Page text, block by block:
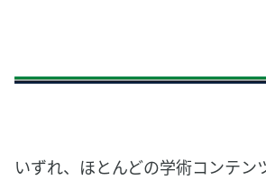
いずれ、ほとんどの学術コンテン